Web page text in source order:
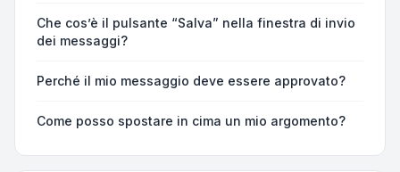
Che cos’è il pulsante “Salva” nella finestra di invio
dei messaggi?
Perché il mio messaggio deve essere approvato?
Come posso spostare in cima un mio argomento?